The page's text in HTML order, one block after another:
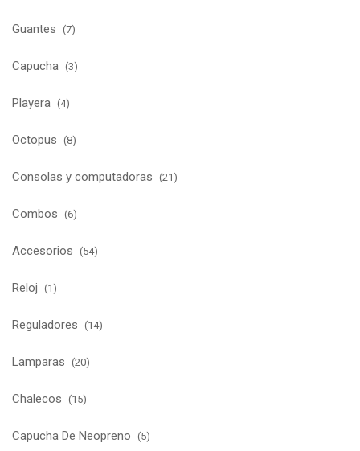
Guantes (7)
Capucha (3)
Playera (4)
Octopus (8)
Consolas y computadoras (21)
Combos (6)
Accesorios (54)
Reloj (1)
Reguladores (14)
Lamparas (20)
Chalecos (15)
Capucha De Neopreno (5)